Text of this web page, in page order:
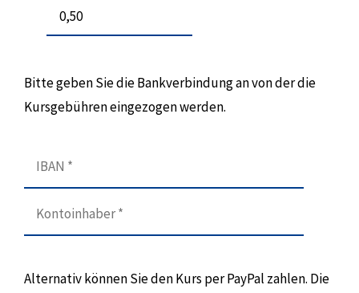
Bitte geben Sie die Bankverbindung an von der die
Kursgebühren eingezogen werden.
Alternativ können Sie den Kurs per PayPal zahlen. Die